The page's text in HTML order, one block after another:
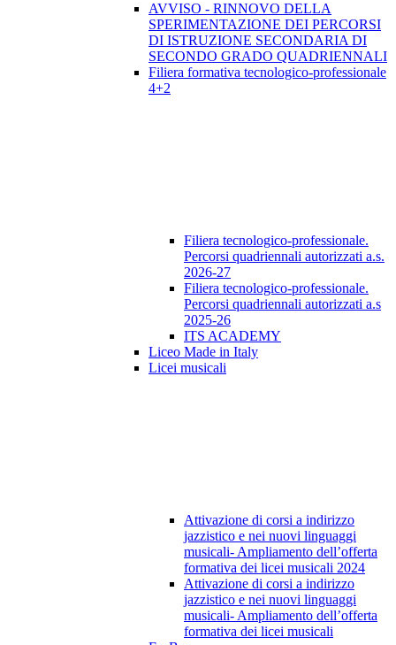
AVVISO - RINNOVO DELLA
SPERIMENTAZIONE DEI PERCORSI
DI ISTRUZIONE SECONDARIA DI
SECONDO GRADO QUADRIENNALI
Filiera formativa tecnologico-professionale
4+2
Filiera tecnologico-professionale.
Percorsi quadriennali autorizzati a.s.
2026-27
Filiera tecnologico-professionale.
Percorsi quadriennali autorizzati a.s
2025-26
ITS ACADEMY
Liceo Made in Italy
Licei musicali
Attivazione di corsi a indirizzo
jazzistico e nei nuovi linguaggi
musicali- Ampliamento dell’offerta
formativa dei licei musicali 2024
Attivazione di corsi a indirizzo
jazzistico e nei nuovi linguaggi
musicali- Ampliamento dell’offerta
formativa dei licei musicali